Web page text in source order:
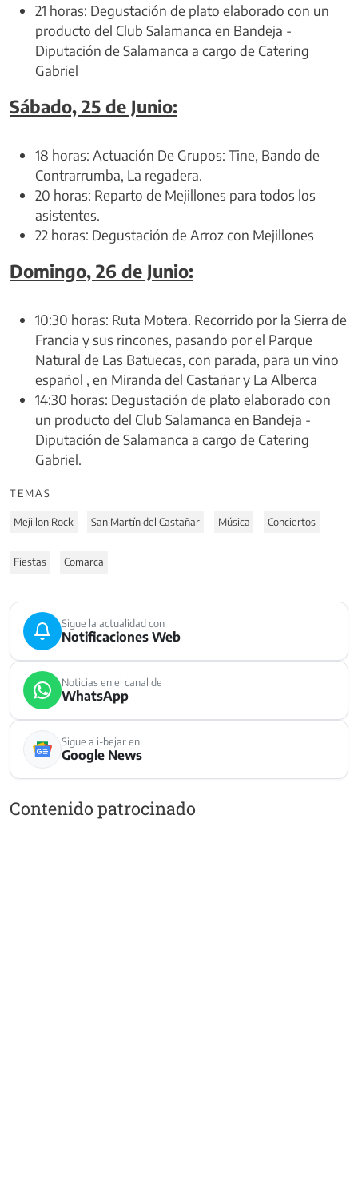
21 horas: Degustación de plato elaborado con un
producto del Club Salamanca en Bandeja -
Diputación de Salamanca a cargo de Catering
Gabriel
Sábado, 25 de Junio:
18 horas: Actuación De Grupos: Tine, Bando de
Contrarrumba, La regadera.
20 horas: Reparto de Mejillones para todos los
asistentes.
22 horas: Degustación de Arroz con Mejillones
Domingo, 26 de Junio:
10:30 horas: Ruta Motera. Recorrido por la Sierra de
Francia y sus rincones, pasando por el Parque
Natural de Las Batuecas, con parada, para un vino
español , en Miranda del Castañar y La Alberca
14:30 horas: Degustación de plato elaborado con
un producto del Club Salamanca en Bandeja -
Diputación de Salamanca a cargo de Catering
Gabriel.
TEMAS
Mejillon Rock San Martín del Castañar Música Conciertos
Fiestas Comarca
Sigue la actualidad con
Notificaciones Web
Noticias en el canal de
WhatsApp
Sigue a i-bejar en
Google News
Contenido patrocinado